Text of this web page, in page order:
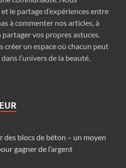
le partage d’expériences entre
à commenter nos articles, à
vos propres astuces.
créer un espace où chacun peut
l’univers de la beauté.
des blocs de béton – un moyen
gagner de l’argent